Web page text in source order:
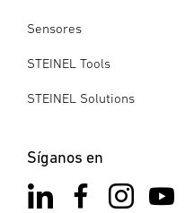
Sensores
STEINEL Tools
STEINEL Solutions
Síganos en